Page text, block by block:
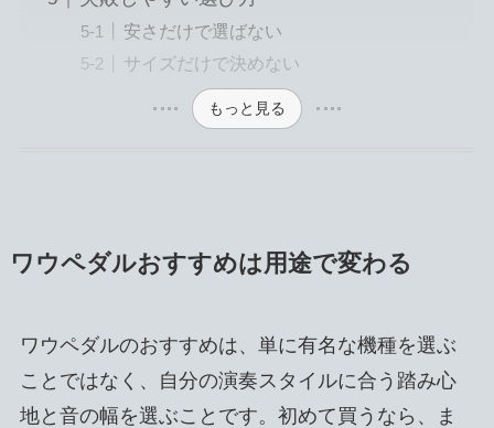
安さだけで選ばない
サイズだけで決めない
もっと見る
ワウペダルおすすめは用途で変わる
ワウペダルのおすすめは、単に有名な機種を選ぶ
ことではなく、自分の演奏スタイルに合う踏み心
地と音の幅を選ぶことです。初めて買うなら、ま